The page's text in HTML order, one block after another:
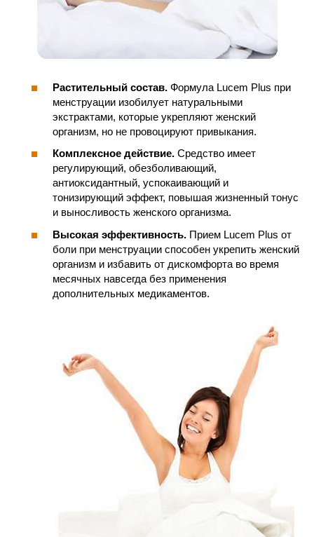
Растительный состав. Формула Luсem Plus при
менструации изобилует натуральными
экстрактами, которые укрепляют женский
организм, но не провоцируют привыкания.
Комплексное действие. Средство имеет
регулирующий, обезболивающий,
антиоксидантный, успокаивающий и
тонизирующий эффект, повышая жизненный тонус
и выносливость женского организма.
Высокая эффективность. Прием Lucem Plus от
боли при менструации способен укрепить женский
организм и избавить от дискомфорта во время
месячных навсегда без применения
дополнительных медикаментов.